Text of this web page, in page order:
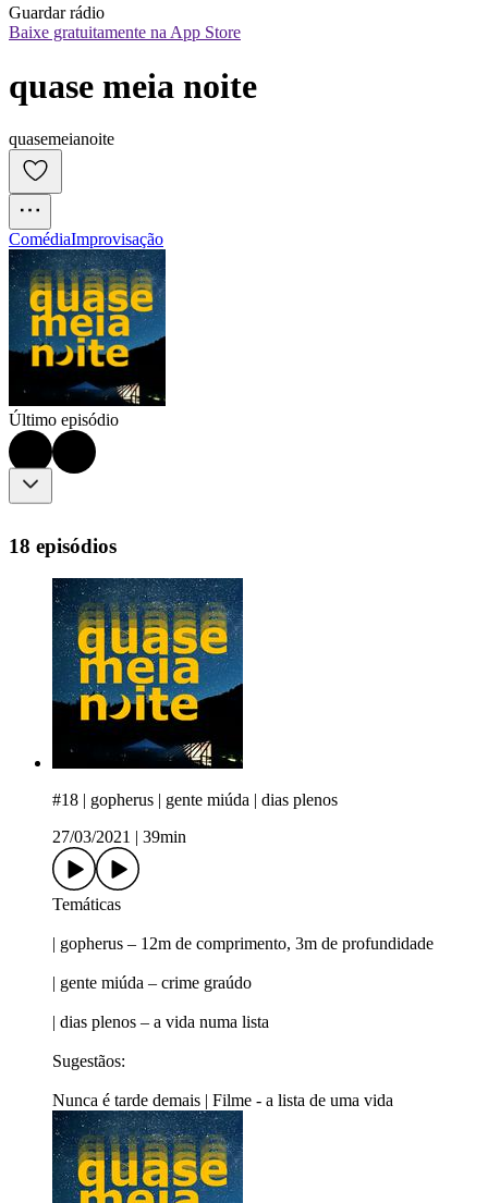
Guardar rádio
Baixe gratuitamente na App Store
quase meia noite
quasemeianoite
ComédiaImprovisação
Último episódio
18 episódios
#18 | gopherus | gente miúda | dias plenos
27/03/2021
39min
Temáticas
| gopherus – 12m de comprimento, 3m de profundidade
| gente miúda – crime graúdo
| dias plenos – a vida numa lista
Sugestãos:
Nunca é tarde demais | Filme - a lista de uma vida